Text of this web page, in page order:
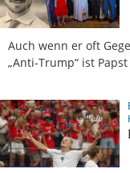
Auch wenn er oft
„Anti-Trump“ ist
01.07.2026,
16 Uhr
Maximilian
Lutz